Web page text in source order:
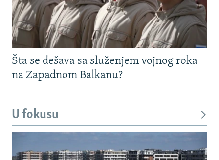
Šta se dešava sa služenjem vojnog roka
na Zapadnom Balkanu?
U fokusu